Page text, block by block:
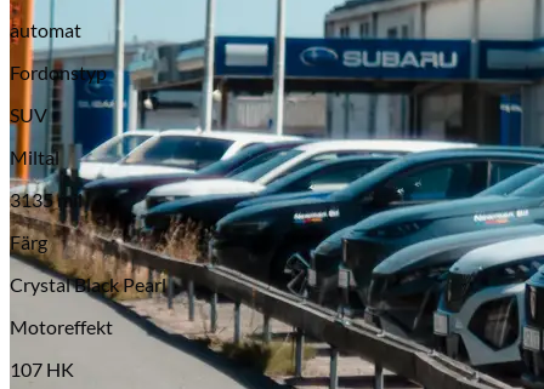
Serviceverkstad
automat
Fordonstyp
SUV
Miltal
3135 mil
Färg
Crystal Black Pearl
Motoreffekt
107 HK